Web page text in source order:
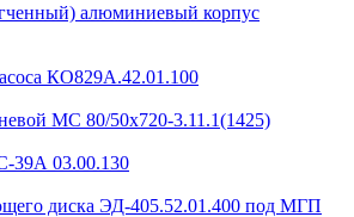
алюминиевый корпус
КО829А.42.01.100
МС 80/50х720-3.11.1(1425)
39А 03.00.130
диска ЭД-405.52.01.400 под МГП